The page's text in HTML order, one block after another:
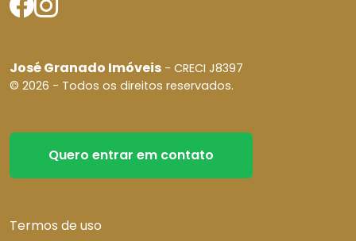
José Granado Imóveis - CRECI J8397
© 2026 - Todos os direitos reservados.
Quero entrar em contato
Termos de uso